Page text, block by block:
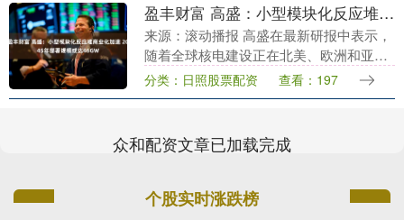
盈丰财富 高盛：小型模块化反应堆商业化加速 2045年部署规模或达46GW
来源：滚动播报 高盛在最新研报中表示，
随着全球核电建设正在北美、欧洲和亚洲
同步升温，小型模块化反应堆（SMR）的
商业化落地可能进一步推高未来二十年的
分类：日照股票配资 查看：197
众和配资文章已加载完成
个股实时涨跌榜